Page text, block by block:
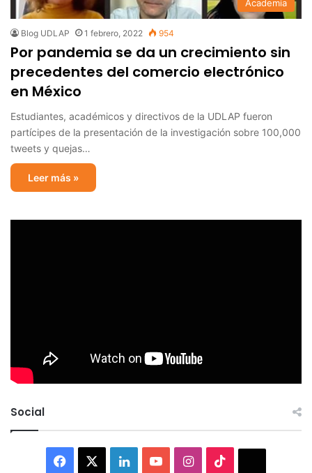
Academia
Blog UDLAP 1 febrero, 2022 954
Por pandemia se da un crecimiento sin
precedentes del comercio electrónico
en México
Estudiantes, académicos y directivos de la UDLAP fueron
partícipes de la presentación de la investigación sobre 100,000
tweets y quejas…
Leer más »
Social
Facebook LinkedInYouTubeInstagram